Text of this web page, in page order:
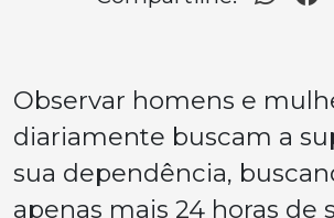
Observar homens e
diariamente buscam a
sua dependência,
apenas mais 24 horas de